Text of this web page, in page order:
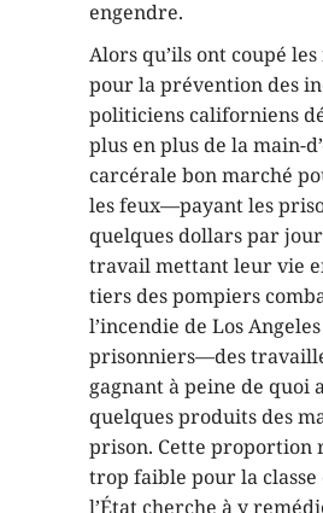
engendre.
Alors qu’ils ont coupé
pour la prévention des
politiciens californiens
plus en plus de la main-
carcérale bon marché
les feux—payant les
quelques dollars par
travail mettant leur vie
tiers des pompiers
l’incendie de Los
prisonniers—des
gagnant à peine de quoi
quelques produits des
prison. Cette proportion
trop faible pour la
l’État cherche à y